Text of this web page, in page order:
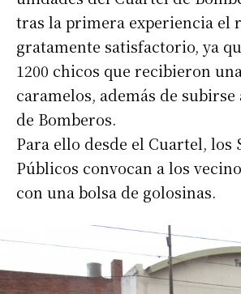
tras la primera experiencia el
gratamente satisfactorio, ya
1200 chicos que recibieron
caramelos, además de
de Bomberos.
Para ello desde el Cuartel, los
Públicos convocan a los
con una bolsa de golosinas.